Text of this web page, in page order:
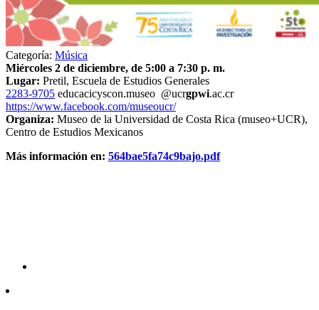
Categoría: Música
Miércoles 2 de diciembre, de 5:00 a 7:30 p. m.
Lugar: Pretil, Escuela de Estudios Generales
2283-9705 educacicyscon.museo @ucrgpwi.ac.cr
https://www.facebook.com/museoucr/
Organiza: Museo de la Universidad de Costa Rica (museo+UCR),
Centro de Estudios Mexicanos
Más información en: 564bae5fa74c9bajo.pdf